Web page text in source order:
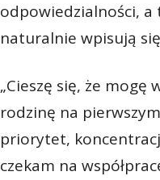
odpowiedzialności, a
naturalnie wpisują się
„Cieszę się, że
rodzinę na
priorytet,
czekam na